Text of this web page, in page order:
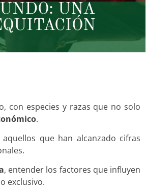
UNA
con especies y razas que no solo
.
aquellos que han alcanzado cifras
, entender los factores que influyen
exclusivo.